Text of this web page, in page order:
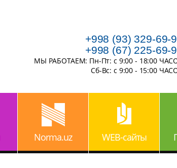
+998 (93) 329-69-
+998 (67) 225-69-
МЫ РАБОТАЕМ: Пн-Пт: с 9:00 - 18:00
Сб-Вс: с 9:00 - 15:00
Norma.uz WEB-сайты